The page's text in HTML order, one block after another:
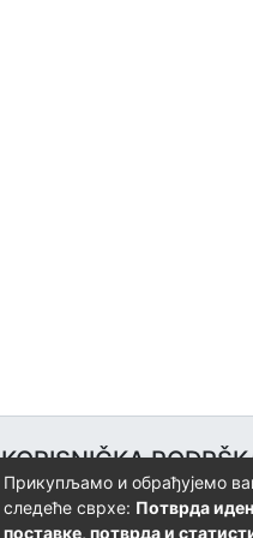
KORISNIČKA
Univerzitetski računarski
+387 57 320 140
Прикупљамо и обрађујемо
следеће сврхе: Потврда
поставке, потврда и